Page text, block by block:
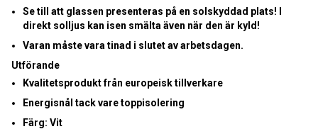
Se till att glassen presenteras på en solskyddad plats! I
direkt solljus kan isen smälta även när den är kyld!
Varan måste vara tinad i slutet av arbetsdagen.
Utförande
Kvalitetsprodukt från europeisk tillverkare
Energisnål tack varetoppisolering
Färg: Vit